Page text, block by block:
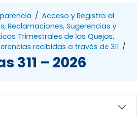
/ Acceso y Registro al
Reclamaciones, Sugerencias y
Trimestrales de las Quejas,
recibidas a través de 311 /
311 – 2026